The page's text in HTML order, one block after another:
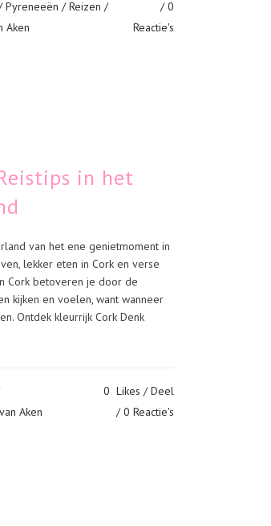
Pyreneeën /Reizen /
Aken
0
Reactie's
in het
van het ene genietmoment in
lekker eten in Cork en verse
Cork betoveren je door de
kijken en voelen, want wanneer
Ontdek kleurrijk Cork Denk
Aken
0 Likes
Deel
0 Reactie's